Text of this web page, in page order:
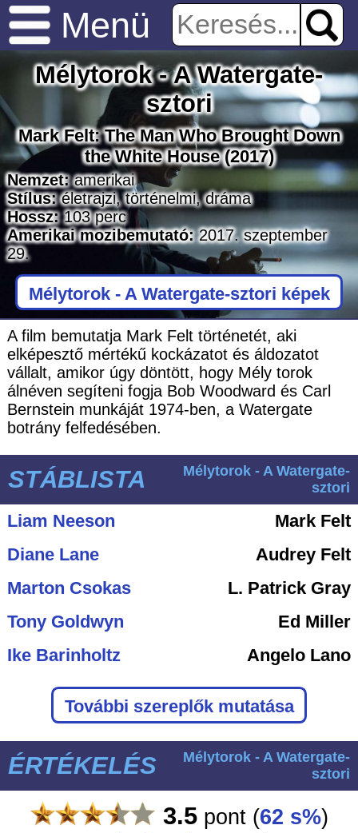
Menü
Mélytorok - A Watergate-
sztori
Mark Felt: The Man Who Brought Down
the White House(2017)
Nemzet: amerikai
Stílus: életrajzi,történelmi,dráma
Hossz: 103perc
Amerikai mozibemutató:2017. szeptember
29.
Mélytorok - A Watergate-sztori képek
A film bemutatja Mark Felt történetét, aki
elképesztő mértékű kockázatot és áldozatot
vállalt, amikor úgy döntött, hogy Mély torok
álnéven segíteni fogja Bob Woodward és Carl
Bernstein munkáját 1974-ben, a Watergate
botrány felfedésében.
STÁBLISTA
Mélytorok - A Watergate-
sztori
Liam Neeson
Mark Felt
Diane Lane
Audrey Felt
Marton Csokas
L. Patrick Gray
Tony Goldwyn
Ed Miller
Ike Barinholtz
Angelo Lano
További szereplők mutatása
ÉRTÉKELÉS
Mélytorok - A Watergate-
sztori
3.5pont (62 s%)